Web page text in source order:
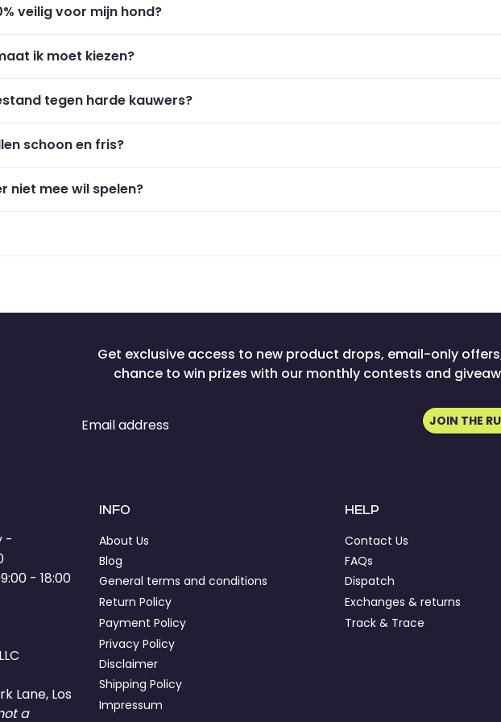
veilig voor mijn hond?
ik moet kiezen?
tegen harde kauwers?
schoon en fris?
niet mee wil spelen?
Get exclusive access to new product drops, email-only
chance to win prizes with our monthly contests and
Email address JOIN THE
-
- 18:00
Lane, Los
a
INFO
About Us
Blog
General terms and conditions
Return Policy
Payment Policy
Privacy Policy
Disclaimer
Shipping Policy
Impressum
HELP
Contact Us
FAQs
Dispatch
Exchanges & returns
Track & Trace